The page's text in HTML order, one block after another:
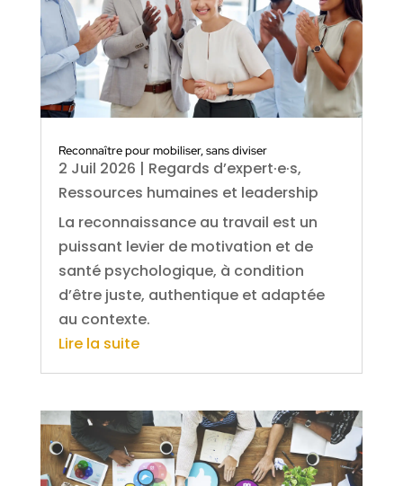
Reconnaître pour mobiliser, sans diviser
2 Juil 2026 | Regards d’expert·e·s,
Ressources humaines et leadership
La reconnaissance au travail est un
puissant levier de motivation et de
santé psychologique, à condition
d’être juste, authentique et adaptée
au contexte.
Lire la suite